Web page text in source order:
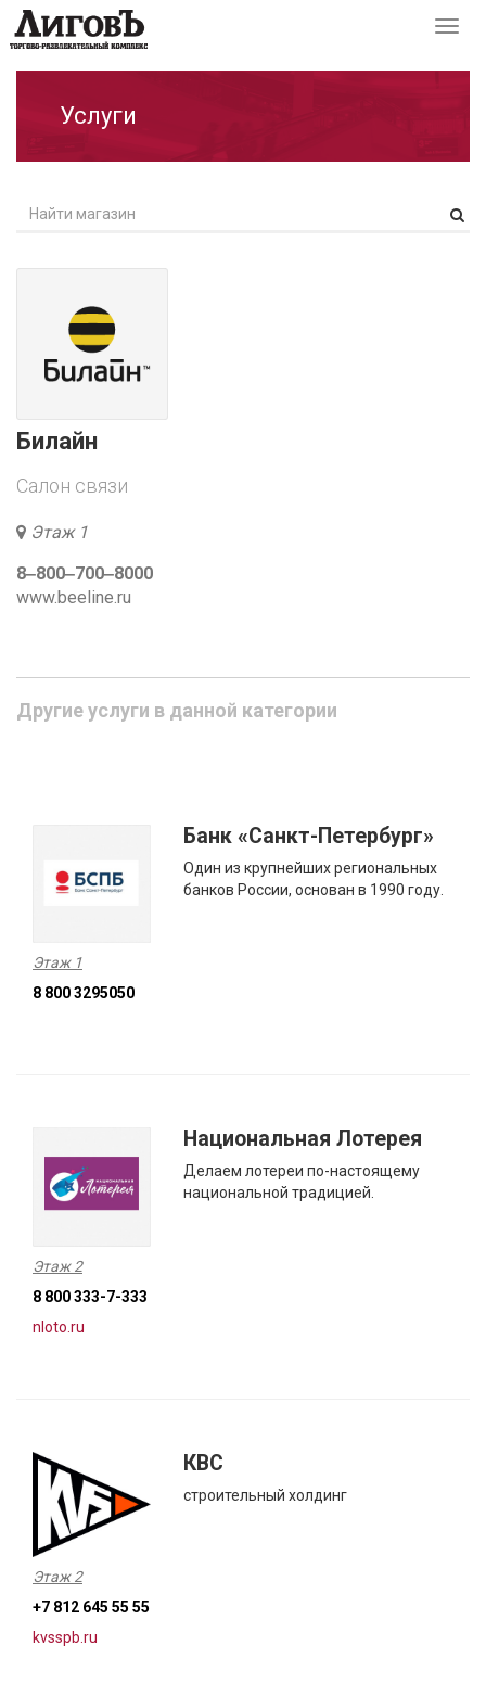
Услуги
Билайн
Салон связи
Этаж 1
8‒800‒700‒8000
www.beeline.ru
Другие услуги в данной категории
Банк «Санкт-Петербург»
Один из крупнейших региональных
банков России, основан в 1990 году.
Этаж 1
8 800 3295050
Национальная Лотерея
Делаем лотереи по-настоящему
национальной традицией.
Этаж 2
8 800 333-7-333
nloto.ru
КВС
строительный холдинг
Этаж 2
+7 812 645 55 55
kvsspb.ru